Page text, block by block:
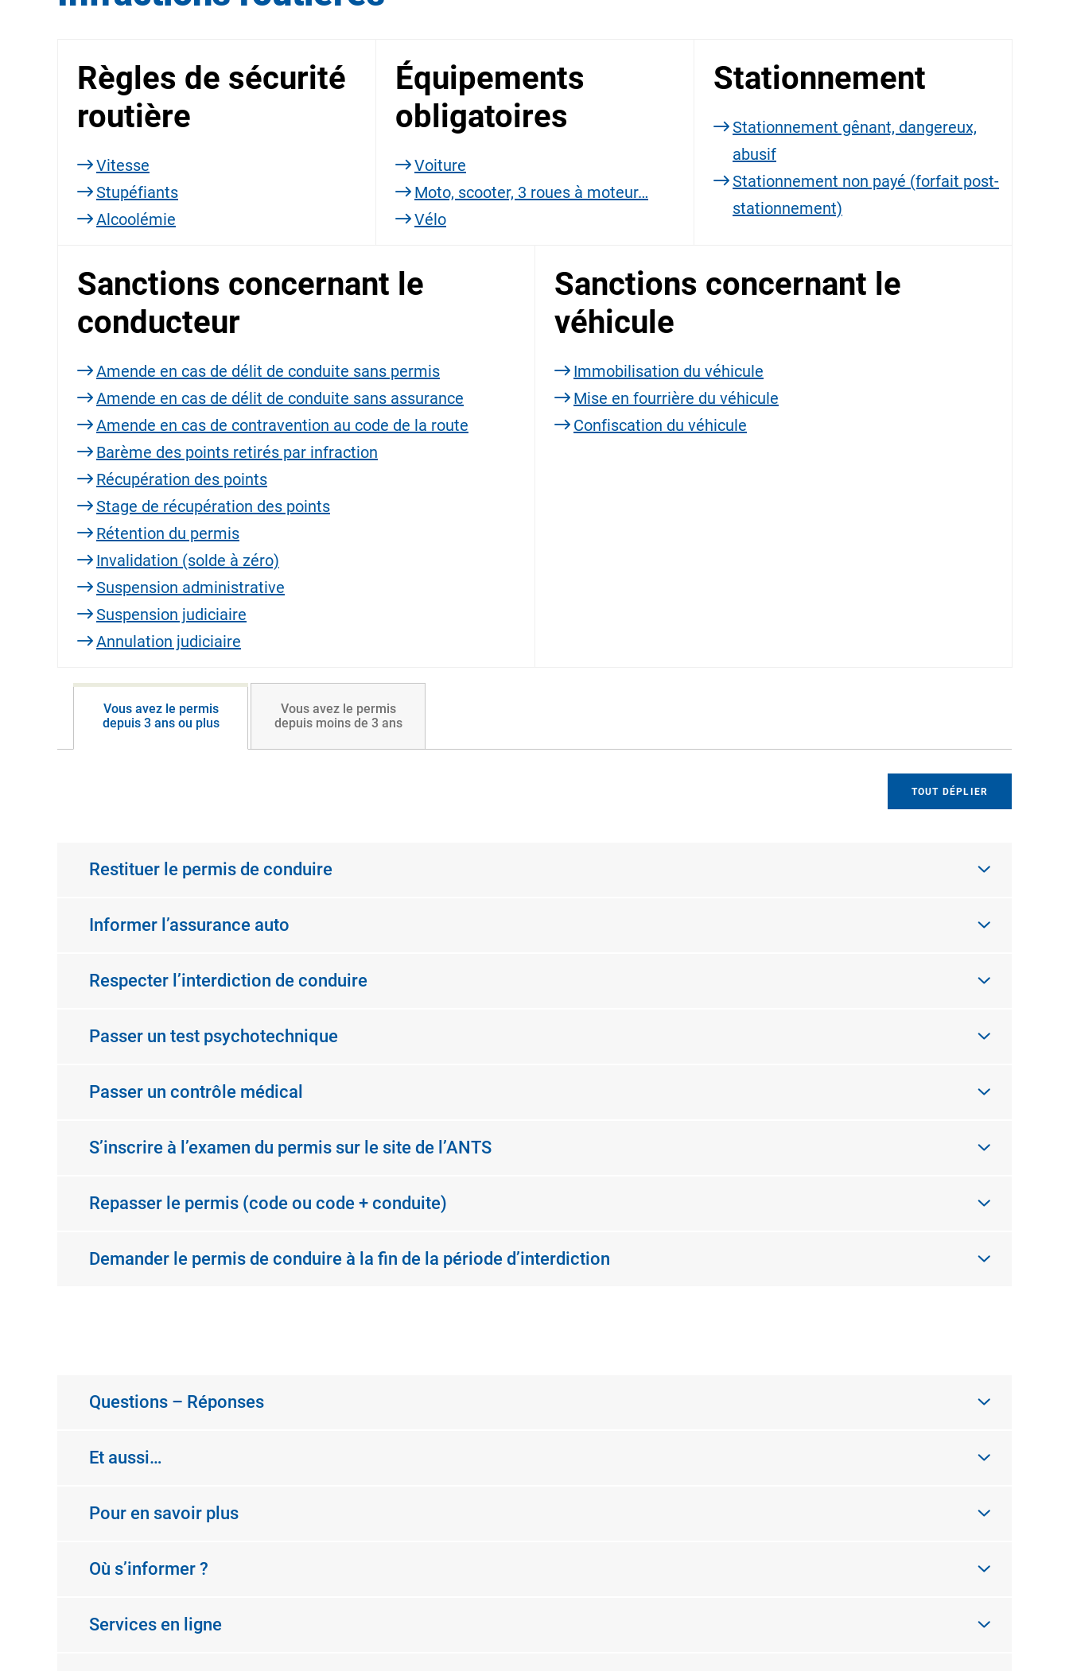
Règles de sécurité
routière
Vitesse
Stupéfiants
Alcoolémie
Équipements
obligatoires
Voiture
Moto, scooter, 3 roues à moteur…
Vélo
Stationnement
Stationnement gênant, dangereux,
abusif
Stationnement non payé (forfait post-
stationnement)
Sanctions concernant le
conducteur
Amende en cas de délit de conduite sans permis
Amende en cas de délit de conduite sans assurance
Amende en cas de contravention au code de la route
Barème des points retirés par infraction
Récupération des points
Stage de récupération des points
Rétention du permis
Invalidation (solde à zéro)
Suspension administrative
Suspension judiciaire
Annulation judiciaire
Sanctions concernant le
véhicule
Immobilisation du véhicule
Mise en fourrière du véhicule
Confiscation du véhicule
Vous avez le permis
depuis 3 ans ou plus
Vous avez le permis
depuis moins de 3 ans
TOUT DÉPLIER
Restituer le permis de conduire
Informer l’assurance auto
Respecter l’interdiction de conduire
Passer un test psychotechnique
Passer un contrôle médical
S’inscrire à l’examen du permis sur le site de l’ANTS
Repasser le permis (code ou code + conduite)
Demander le permis de conduire à la fin de la période d’interdiction
Questions – Réponses
Et aussi…
Pour en savoir plus
Où s’informer ?
Services en ligne